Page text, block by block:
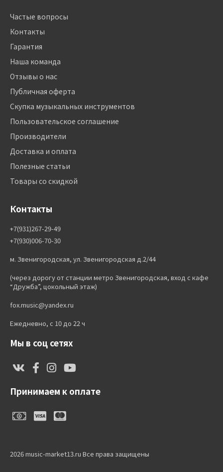
Частые вопросы
Контакты
Гарантия
Наша команда
Отзывы о нас
Публичная оферта
Скупка музыкальных инструментов
Пользовательское соглашение
Производители
Доставка и оплата
Полезные статьи
Товары со скидкой
Контакты
+7(931)267-29-49
+7(930)006-70-30
м. Звенигородская, ул. Звенигородская д.2/44
(через дорогу от станции метро Звенигородская, вход с кафе
“Дружба”, цокольный этаж)
fox.music@yandex.ru
Ежедневно, с 10 до 22 ч
Мы в соц сетях
Принимаем к оплате
2026 music-market13.ru Все права защищены